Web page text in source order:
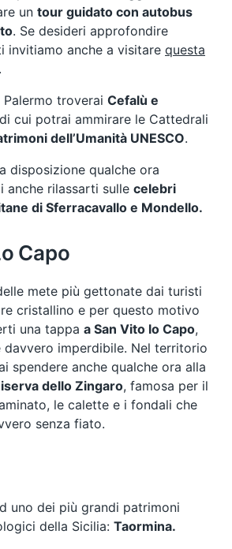
un tour guidato con autobus
. Se desideri approfondire
invitiamo anche a visitare questa
.
troverai Cefalù e
cui potrai ammirare le Cattedrali
dell’Umanità UNESCO.
disposizione qualche ora
anche rilassarti sulle celebri
di Sferracavallo e Mondello.
Capo
mete più gettonate dai turisti
cristallino e per questo motivo
una tappa a San Vito lo Capo,
davvero imperdibile. Nel territorio
spendere anche qualche ora alla
dello Zingaro, famosa per il
le calette e i fondali che
senza fiato.
uno dei più grandi patrimoni
della Sicilia: Taormina.